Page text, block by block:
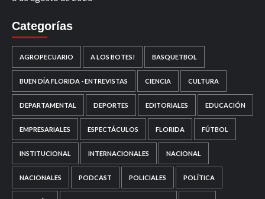
Categorías
AGROPECUARIO A LOS BOTES! BASQUETBOL
BUEN DÍA FLORIDA - ENTREVISTAS CIENCIA CULTURA
DEPARTAMENTAL DEPORTES EDITORIALES EDUCACIÓN
EMPRESARIALES ESPECTÁCULOS FLORIDA FÚTBOL
INSTITUCIONAL INTERNACIONALES NACIONAL
NACIONALES PODCAST POLICIALES POLÍTICA